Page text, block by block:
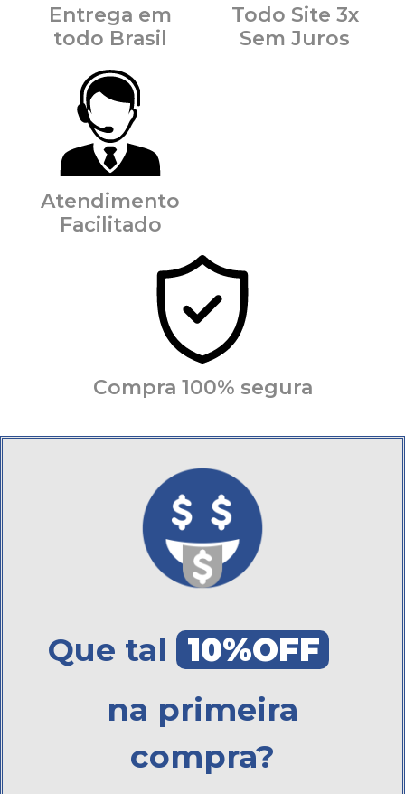
Entrega em
todo Brasil
Todo Site 3x
Sem Juros
Atendimento
Facilitado
Compra 100% segura
Que tal 10%OFF
na primeira
compra?